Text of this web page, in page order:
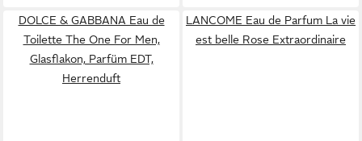
DOLCE & GABBANA Eau de
Toilette The One For Men,
Glasflakon, Parfüm EDT,
Herrenduft
LANCOME Eau de Parfum La vie
est belle Rose Extraordinaire